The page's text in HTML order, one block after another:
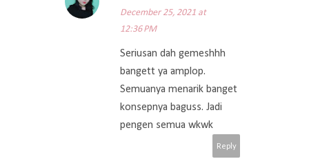
December 25, 2021 at
12:36 PM
Seriusan dah gemeshhh
bangett ya amplop.
Semuanya menarik banget
konsepnya baguss. Jadi
pengen semua wkwk
Reply